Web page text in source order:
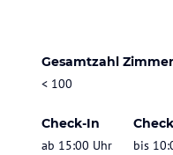
Gesamtzahl Zimmer
< 100
Check-In
ab 15:00 Uhr
bis